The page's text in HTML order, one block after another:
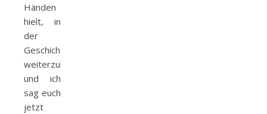
Händen
hielt, in
der
Geschichte
weiterzulesen…
und ich
sag euch
jetzt